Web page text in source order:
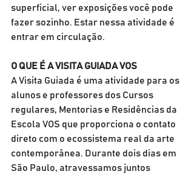
superficial, ver exposições você pode
fazer sozinho. Estar nessa atividade é
entrar em circulação.
O QUE É A VISITA GUIADA VOS
A Visita Guiada é uma atividade para os
alunos e professores dos Cursos
regulares, Mentorias e Residências da
Escola VOS que proporciona o contato
direto com o ecossistema real da arte
contemporânea. Durante dois dias em
São Paulo, atravessamos juntos